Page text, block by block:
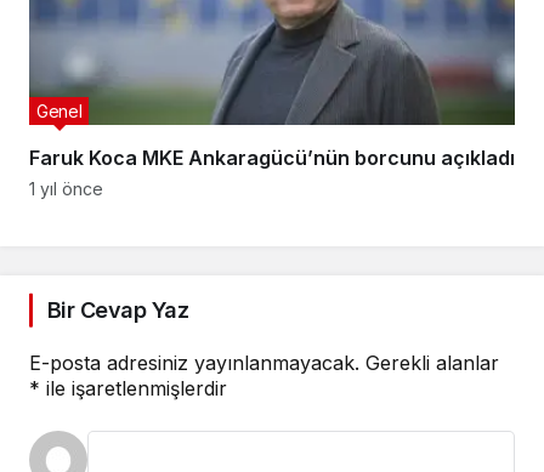
Faruk Koca MKE Ankaragücü’nün borcunu açıkladı
Genel
1 yıl önce
Bir Cevap Yaz
E-posta adresiniz yayınlanmayacak. Gerekli alanlar
* ile işaretlenmişlerdir